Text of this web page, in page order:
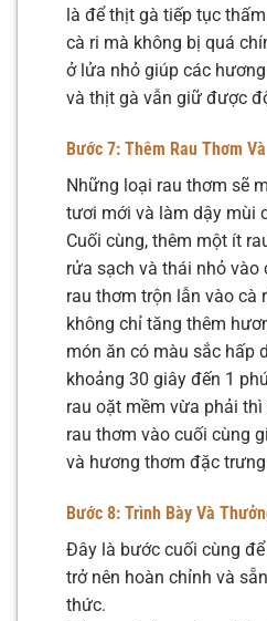
là để thịt gà tiếp tục
cà ri mà không bị quá
ở lửa nhỏ giúp các
và thịt gà vẫn giữ được
Bước 7: Thêm Rau Thơm
Những loại rau thơm sẽ
tươi mới và làm dậy mùi
Cuối cùng, thêm một ít
rửa sạch và thái nhỏ vào
rau thơm trộn lẫn vào cà
không chỉ tăng thêm
món ăn có màu sắc hấp
khoảng 30 giây đến 1
rau oặt mềm vừa phải thì
rau thơm vào cuối cùng
và hương thơm đặc
Bước 8: Trình Bày Và
Đây là bước cuối cùng
trở nên hoàn chỉnh và
thức.